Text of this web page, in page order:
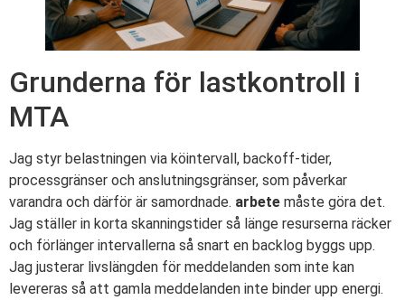
Grunderna för lastkontroll i
MTA
Jag styr belastningen via köintervall, backoff-tider,
processgränser och anslutningsgränser, som påverkar
varandra och därför är samordnade. arbete måste göra det.
Jag ställer in korta skanningstider så länge resurserna räcker
och förlänger intervallerna så snart en backlog byggs upp.
Jag justerar livslängden för meddelanden som inte kan
levereras så att gamla meddelanden inte binder upp energi.